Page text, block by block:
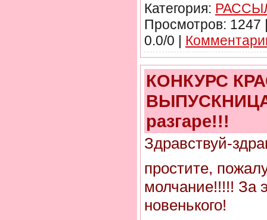
Категория:
Просмотров: 1247
0.0/0 |
КОНКУРС
ВЫПУСКНИЦА
разгаре!!!
Здравствуй-
простите,
молчание!!!!! За
новенького!